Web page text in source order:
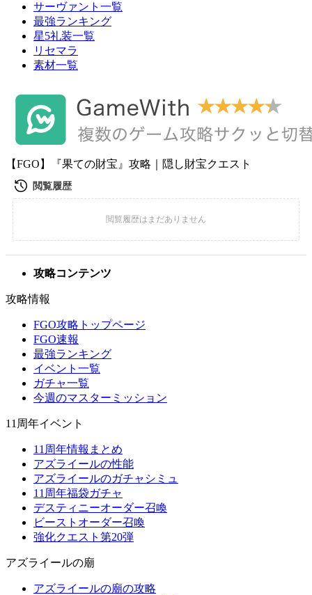
サーヴァント一覧
最強ランキング
星5礼装一覧
リセマラ
素材一覧
【FGO】『果ての財宝』攻略｜隠し財宝クエスト
攻略コンテンツ
攻略情報
FGO攻略トップページ
FGO速報
最強ランキング
イベント一覧
ガチャ一覧
今週のマスターミッション
11周年イベント
11周年情報まとめ
アズライールの性能
アズライールのガチャシミュ
11周年福袋ガチャ
デスティニーオーダー召喚
ビーストオーダー召喚
強化クエスト第20弾
アズライールの廟
アズライールの廟の攻略